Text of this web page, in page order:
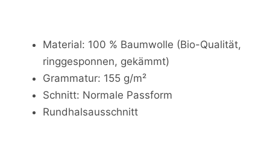
Material: 100 % Baumwolle (Bio-Qualität,
ringgesponnen, gekämmt)
Grammatur: 155 g/m²
Schnitt: Normale Passform
Rundhalsausschnitt